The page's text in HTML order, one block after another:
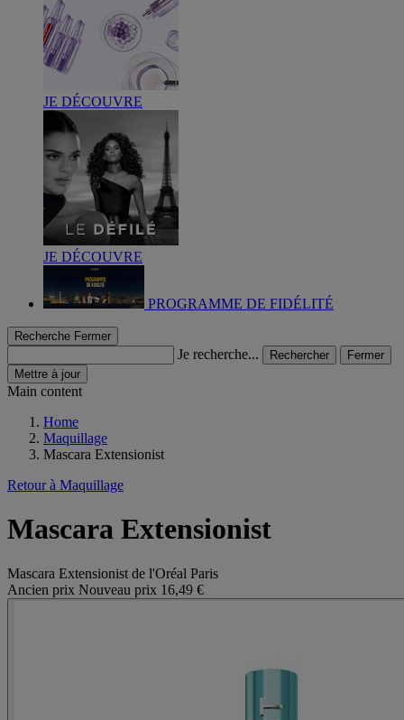
JE DÉCOUVRE
JE DÉCOUVRE
PROGRAMME DE FIDÉLITÉ
Recherche Fermer
Je recherche... Rechercher
Fermer
Mettre à jour
Main content
Home
Maquillage
Mascara Extensionist
Retour à Maquillage
Mascara Extensionist
Mascara Extensionist de l'Oréal Paris
Ancien prix Nouveau prix 16,49 €